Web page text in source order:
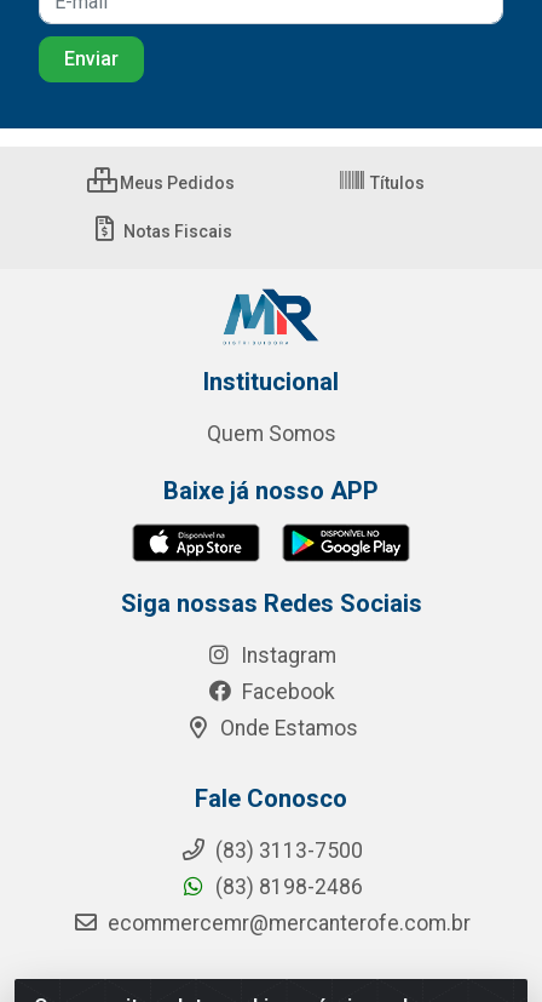
Meus Pedidos Títulos
Notas Fiscais
Institucional
Quem Somos
Baixe já nosso APP
Siga nossas Redes Sociais
Instagram
Facebook
Onde Estamos
Fale Conosco
(83) 3113-7500
(83) 8198-2486
ecommercemr@mercanterofe.com.br